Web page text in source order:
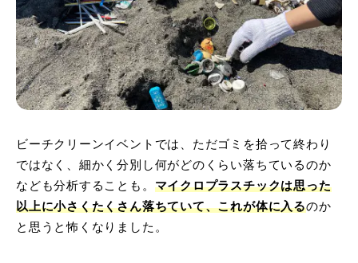
ビーチクリーンイベントでは、ただゴミを拾って終わり
ではなく、細かく分別し何がどのくらい落ちているのか
なども分析することも。 マイクロプラスチックは思った
以上に小さくたくさん落ちていて、これが体に入るのか
と思うと怖くなりました。